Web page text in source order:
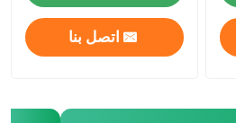
اتصل بنا